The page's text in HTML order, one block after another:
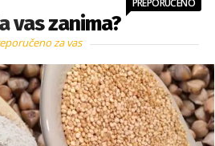
vas zanima?
PREPORUČENO
za vas